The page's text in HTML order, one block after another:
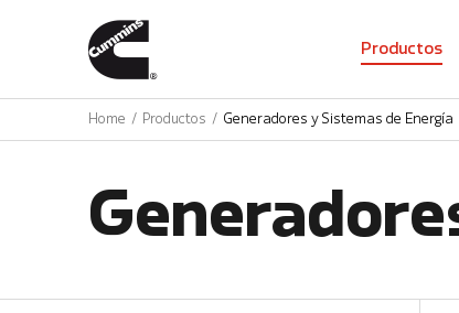
Productos
Home Productos Generadores y Sistemas de Energía